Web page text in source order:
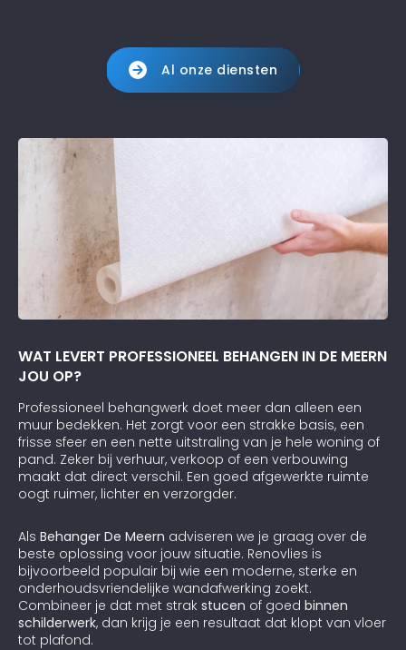
Al onze diensten
WAT LEVERT PROFESSIONEEL BEHANGEN IN DE MEERN
JOU OP?
Professioneel behangwerk doet meer dan alleen een
muur bedekken. Het zorgt voor een strakke basis, een
frisse sfeer en een nette uitstraling van je hele woning of
pand. Zeker bij verhuur, verkoop of een verbouwing
maakt dat direct verschil. Een goed afgewerkte ruimte
oogt ruimer, lichter en verzorgder.
Als Behanger De Meern adviseren we je graag over de
beste oplossing voor jouw situatie. Renovlies is
bijvoorbeeld populair bij wie een moderne, sterke en
onderhoudsvriendelijke wandafwerking zoekt.
Combineer je dat met strak stucen of goed binnen
schilderwerk, dan krijg je een resultaat dat klopt van vloer
tot plafond.